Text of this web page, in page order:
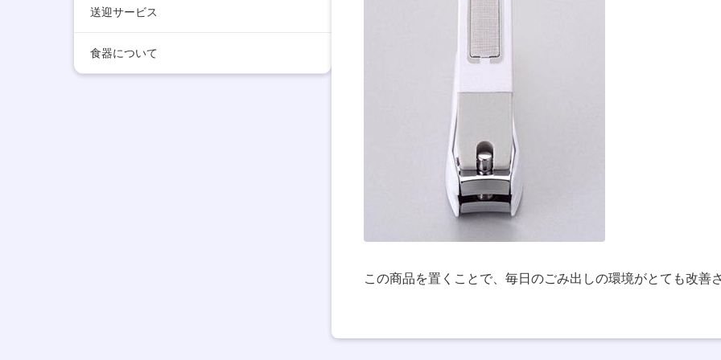
この商品を置くことで、毎日のごみ出しの環境がとても改善
送迎サービス
食器について